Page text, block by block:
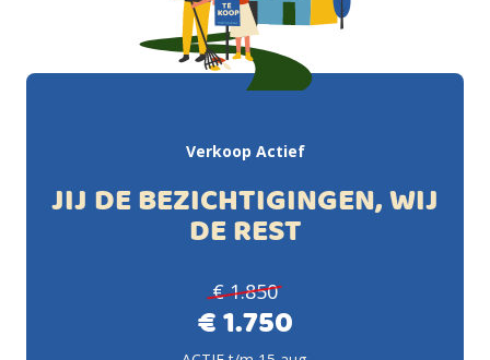
Verkoop Actief
JIJ DE BEZICHTIGINGEN, WIJ
DE REST
€ 1.850
€ 1.750